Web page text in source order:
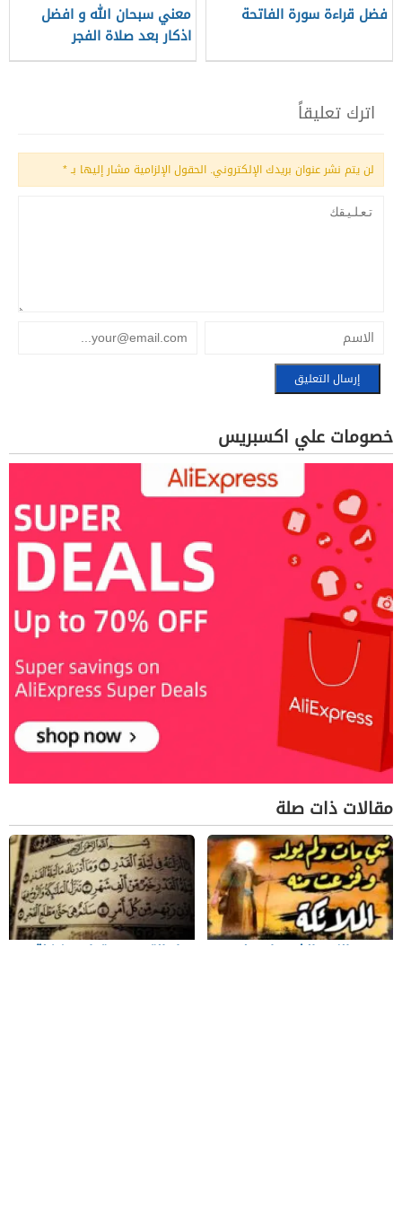
فضل قراءة سورة الفاتحة
معني سبحان الله و افضل
اذكار بعد صلاة الفجر
اترك تعليقاً
لن يتم نشر عنوان بريدك الإلكتروني. الحقول الإلزامية مشار إليها بـ*
خصومات علي اكسبريس
مقالات ذات صلة
من هو النبي الذي مات ولم
دعاء القدح مستجاب وفضلة